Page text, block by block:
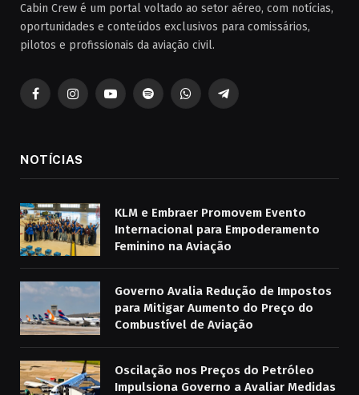
Cabin Crew é um portal voltado ao setor aéreo, com notícias,
oportunidades e conteúdos exclusivos para comissários,
pilotos e profissionais da aviação civil.
FacebookInstagramYouTubeSpotifyWhatsAppTelegrama
NOTÍCIAS
KLM e Embraer Promovem Evento
Internacional para Empoderamento
Feminino na Aviação
Governo Avalia Redução de Impostos
para Mitigar Aumento do Preço do
Combustível de Aviação
Oscilação nos Preços do Petróleo
Impulsiona Governo a Avaliar Medidas